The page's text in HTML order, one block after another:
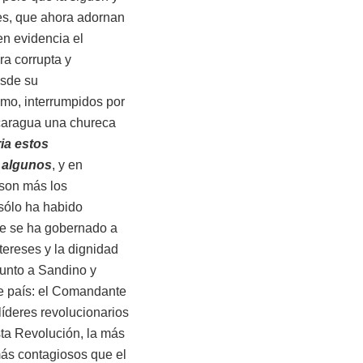
que ahora adornan
evidencia el
corrupta y
su
interrumpidos por
una chureca
estos
, y en
más los
ha habido
se ha gobernado a
y la dignidad
a Sandino y
país: el Comandante
revolucionarios
Revolución, la más
contagiosos que el